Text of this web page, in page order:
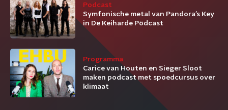
Podcast
Symfonische metal van Pandora’s Key
in De Keiharde Pödcast
Programma
Carice van Houten en Sieger Sloot
maken podcast met spoedcursus over
klimaat